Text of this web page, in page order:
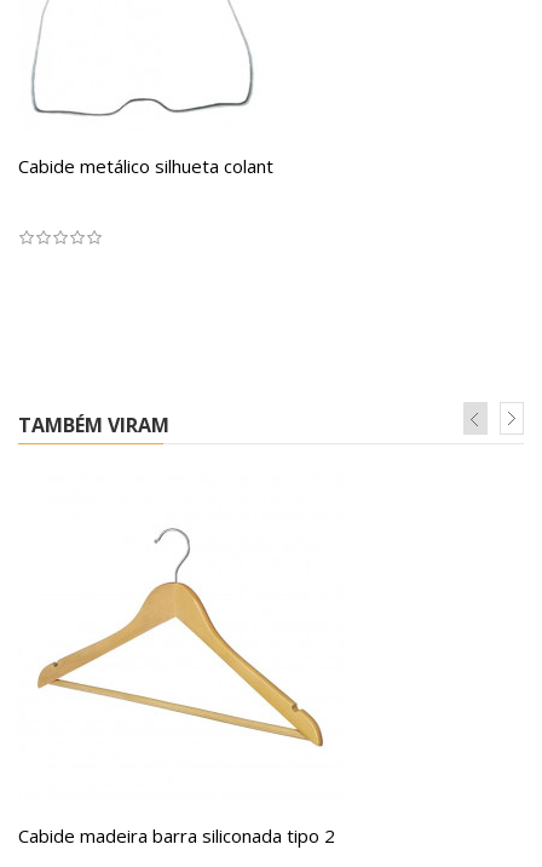
Cabide metálico silhueta colant
TAMBÉM VIRAM
Cabide madeira barra siliconada tipo 2